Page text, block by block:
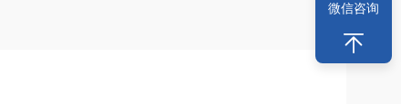
微信咨询